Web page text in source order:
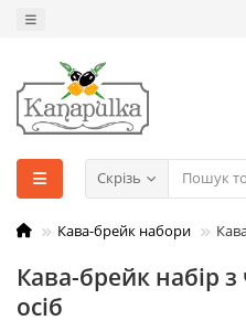
Скрізь
Кава-брейк набори
Кава-брейк набір
осіб